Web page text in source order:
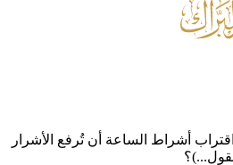
أشراط الساعة أن تُرفع الأشرار